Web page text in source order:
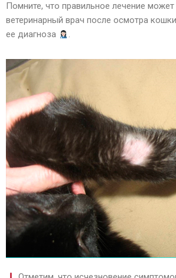
Помните, что правильное лечение может
ветеринарный врач после осмотра
ее диагноза
.